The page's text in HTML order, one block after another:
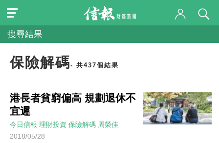
搜尋結果
保險解碼- 共437個結果
港長者貧窮偏高 規劃退休不
宜遲
今日信報 理財投資 保險解碼 周榮佳
2018/05/28